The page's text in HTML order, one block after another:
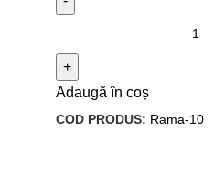
Adaugă în coș
COD PRODUS: Rama-10